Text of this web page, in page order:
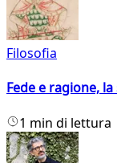
Filosofia
Fede e ragione,
1 min di lettura